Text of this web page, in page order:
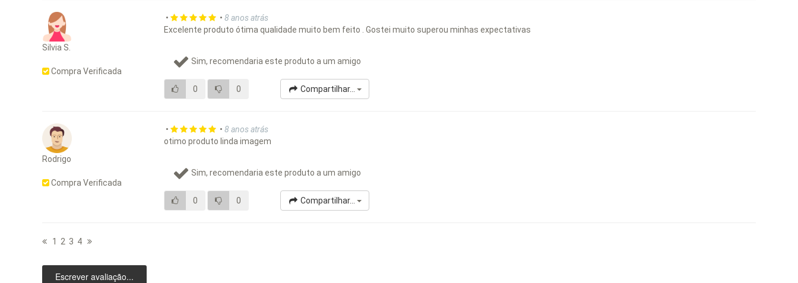
Silvia S.
Compra Verificada
• •8 anos atrás
Excelente produto ótima qualidade muito bem feito . Gostei muito superou minhas expectativas
Sim, recomendaria este produto a um amigo
0 0 Compartilhar...
Rodrigo
Compra Verificada
• •8 anos atrás
otimo produto linda imagem
Sim, recomendaria este produto a um amigo
0 0 Compartilhar...
1 2 3 4
Escrever avaliação...